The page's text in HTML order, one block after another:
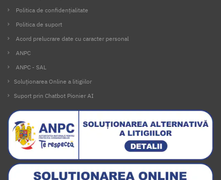
Politica de confidențialitate
Politica de suport
Acord prelucrare date cu caracter personal
ANPC
ANPC - SAL
Soluționarea Online a litigiilor
Suport prin Chatbot Pionier AI